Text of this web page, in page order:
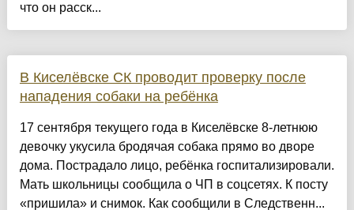
что он расск...
В Киселёвске СК проводит проверку после
нападения собаки на ребёнка
17 сентября текущего года в Киселёвске 8-летнюю
девочку укусила бродячая собака прямо во дворе
дома. Пострадало лицо, ребёнка госпитализировали.
Мать школьницы сообщила о ЧП в соцсетях. К посту
«пришила» и снимок. Как сообщили в Следственн...